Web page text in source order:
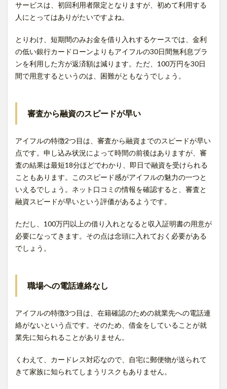
サービスは、初回利用者限定となりますが、初めて利用する
人にとってはありがたいですよね。
とりわけ、短期間のみお金を借り入れするケースでは、金利
の低い銀行カードローンよりもアイフルの30日間無利息プラ
ンを利用した方が返済額は減ります。ただ、100万円を30日
間で用意するというのは、困難がともなうでしょう。
審査から融資のスピードが早い
アイフルの特徴2つ目は、審査から融資までのスピードが早い
点です。申し込み状況によって時間の前後はありますが、審
査の結果は最短18分ほどでわかり、即日で融資を受けられる
こともあります。このスピード感がアイフルの魅力の一つと
いえるでしょう。ネット口コミの情報を確認すると、審査と
融資スピードが早いという評価があるようです。
ただし、100万円以上の借り入れとなると収入証明書の用意が
必要になってきます。その点は念頭に入れておく必要がある
でしょう。
職場への電話連絡なし
アイフルの特徴3つ目は、在籍確認のための就業先への電話連
絡がないという点です。そのため、借金をしていることが就
業先に知られることがありません。
くわえて、カードレス対応なので、自宅に郵便物が送られて
きて家族に知られてしまうリスクもありません。